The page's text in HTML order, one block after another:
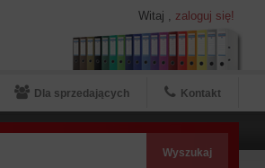
Dla sprzedających Kontakt
Witaj , zaloguj się!